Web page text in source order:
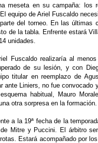
meseta en su campaña: los
equipo de Ariel Fuscaldo
del torneo. En las
de la tabla. Enfrente estará
unidades.
Fuscaldo realizaría al
de su lesión, y con
titular en reemplazo de
ante Liniers, no fue convocado
habitual, Mauro
otra sorpresa en la formación.
a la 19ª fecha de la
Mitre y Puccini. El árbitro
Estará acompañado por